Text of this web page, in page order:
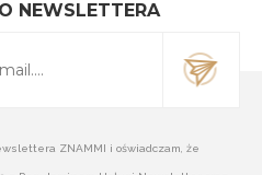
NEWSLETTERA
ZNAMMI i oświadczam, że